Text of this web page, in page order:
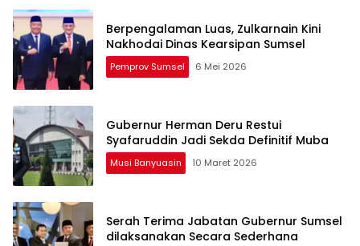
Berpengalaman Luas, Zulkarnain Kini
Nakhodai Dinas Kearsipan Sumsel
Pemprov Sumsel 6 Mei 2026
Gubernur Herman Deru Restui
Syafaruddin Jadi Sekda Definitif Muba
Musi Banyuasin 10 Maret 2026
Serah Terima Jabatan Gubernur Sumsel
dilaksanakan Secara Sederhana